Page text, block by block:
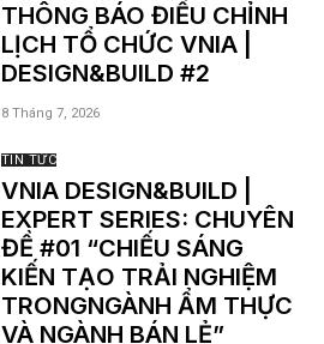
THÔNG BÁO ĐIỀU CHỈNH
LỊCH TỔ CHỨC VNIA |
DESIGN&BUILD #2
8 Tháng 7, 2026
TIN TỨC
VNIA DESIGN&BUILD |
EXPERT SERIES: CHUYÊN
ĐỀ #01 “CHIẾU SÁNG
KIẾN TẠO TRẢI NGHIỆM
TRONGNGÀNH ẨM THỰC
VÀ NGÀNH BÁN LẺ”